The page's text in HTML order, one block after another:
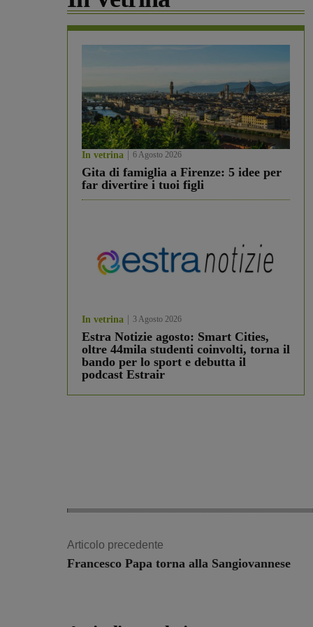
In vetrina 6 Agosto 2026
Gita di famiglia a Firenze: 5 idee per
far divertire i tuoi figli
In vetrina 3 Agosto 2026
Estra Notizie agosto: Smart Cities,
oltre 44mila studenti coinvolti, torna il
bando per lo sport e debutta il
podcast Estrair
Articolo precedente
Francesco Papa torna alla Sangiovannese